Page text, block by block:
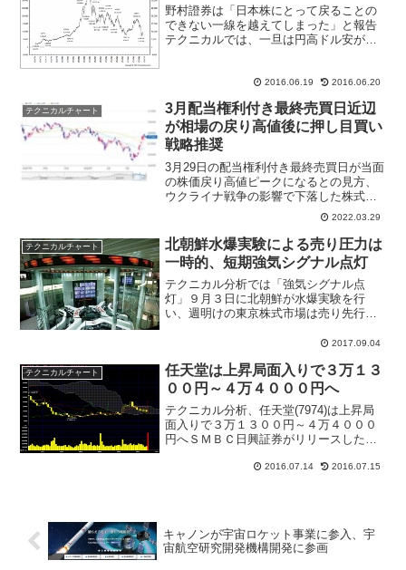
野村證券は「日本株にとって戻ることの
できない一線を越えてしまった」と報告
テクニカルでは、一旦は円高ドル安が止
となっているため、円安ドル高方向への
2016.06.19 2016.06.20
テクニカルチャート
3月配当権利付き最終売買日近辺
が相場の戻り高値後に押し目買い
戦略推奨
3月29日の配当権利付き最終売買日が当面
の株価戻り高値ピークになるとの見方、
ウクライナ戦争の影響で下落した株式市
場は3月8日を底値に急ピッチで上昇。日
経平均株価は9連騰となり株式投資戦略は
「戻り売りの押し目買い」を推奨。日経
平均株価チャート分析をテクニカル分析
レポート抜粋コメント
2022.03.29
テクニカルチャート
北朝鮮水爆実験による売り圧力は
一時的、短期強気シグナル点灯
テクニカル分析では「強気シグナル点
灯」９月３日に北朝鮮が水爆実験を行
い、週明けの東京株式市場は売り先行ス
落となり、心理的節目となる１９５００
市場では１ドル＝１０９円台を...
2017.09.04
テクニカルチャート
任天堂は上昇局面入りで３万１３
００円～４万４０００円へ
テクニカル分析、任天堂(7974)は上昇局
面入りで３万１３００円～４万４０００
円へＳＭＢＣ日興証券がリリースしたテ
る。個別で取り上げられた銘柄は任天堂
2016.07.14 2016.07.15
キャノンが宇宙ロケット事業に参入、宇
宙航空研究開発機構開発に参画